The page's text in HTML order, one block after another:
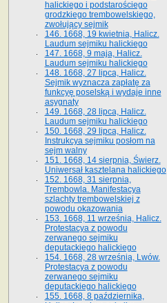
halickiego i podstarościego
grodzkiego trembowelskiego,
zwołujący sejmik
146. 1668, 19 kwietnia, Halicz.
Laudum sejmiku halickiego
147. 1668, 9 maja, Halicz.
Laudum sejmiku halickiego
148. 1668, 27 lipca, Halicz.
Sejmik wyznacza zapłatę za
funkcyę poselską i wydaje inne
asygnaty
149. 1668, 28 lipca, Halicz.
Laudum sejmiku halickiego
150. 1668, 29 lipca, Halicz.
Instrukcya sejmiku posłom na
sejm walny
151. 1668, 14 sierpnia, Świerz.
Uniwersał kasztelana halickiego
152. 1668, 31 sierpnia,
Trembowla. Manifestacya
szlachty trembowelskiej z
powodu okazowania
153. 1668, 11 września, Halicz.
Protestacya z powodu
zerwanego sejmiku
deputackiego halickiego
154. 1668, 28 września, Lwów.
Protestacya z powodu
zerwanego sejmiku
deputackiego halickiego
155. 1668, 8 października,